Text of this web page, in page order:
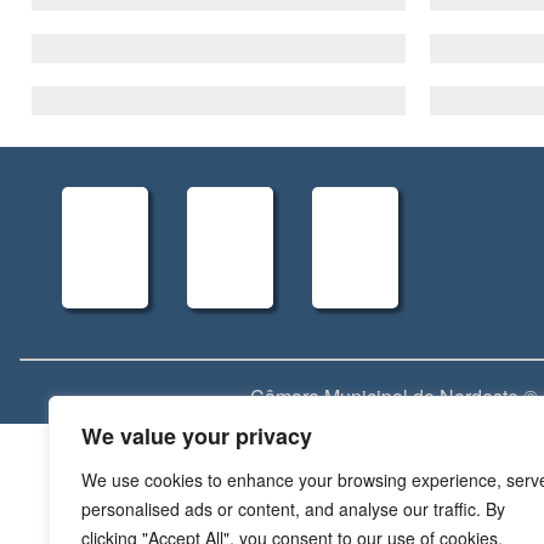
We value your privacy
We use cookies to enhance your browsing experience,
personalised ads or content, and analyse our traffic. By
clicking "Accept All", you consent to our use of cookies.
Câmara Municipal do Nordeste ©